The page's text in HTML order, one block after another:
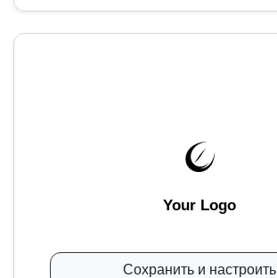
Your Logo
Сохранить и настроить